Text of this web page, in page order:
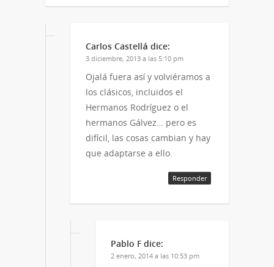
Carlos Castellá dice:
3 diciembre, 2013 a las 5:10 pm
Ojalá fuera así y volviéramos a
los clásicos, incluidos el
Hermanos Rodríguez o el
hermanos Gálvez… pero es
difícil, las cosas cambian y hay
que adaptarse a ello.
Responder
Pablo F dice:
2 enero, 2014 a las 10:53 pm